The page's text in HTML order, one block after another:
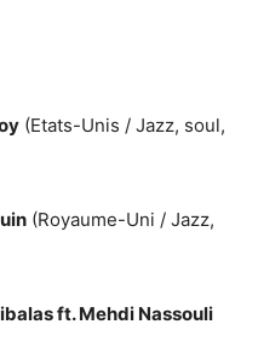
(Etats-Unis / Jazz, soul,
(Royaume-Uni / Jazz,
ft. Mehdi Nassouli